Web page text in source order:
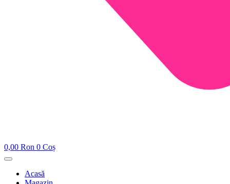
0,00 Ron 0 Coș
Acasă